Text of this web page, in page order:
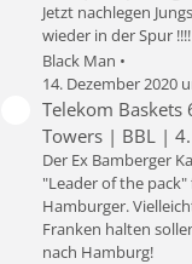
Jetzt nachlegen
wieder in der Spur !!!!
Black Man
14. Dezember 2020
Telekom
Towers | BBL |
Der Ex Bamberger
"Leader of the
Hamburger.
Franken halten
nach Hamburg!